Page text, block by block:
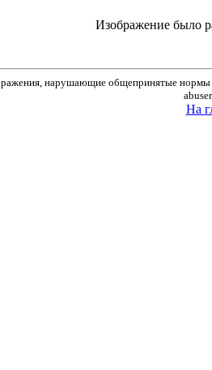
Изображение было
нарушающие общепринятые нормы
На